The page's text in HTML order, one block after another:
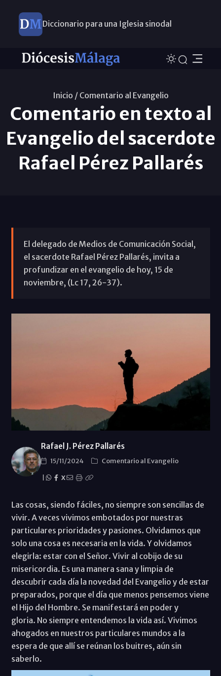
Diccionario para una Iglesia sinodal
Nuevos nombramientos
Inicio / Comentario al Evangelio
Comentario en texto al
Evangelio del sacerdote
Rafael Pérez Pallarés
El delegado de Medios de Comunicación Social,
el sacerdote Rafael Pérez Pallarés, invita a
profundizar en el evangelio de hoy, 15 de
noviembre, (Lc 17, 26-37).
Rafael J. Pérez Pallarés
15/11/2024
Comentario al Evangelio
X
Las cosas, siendo fáciles, no siempre son sencillas de
vivir. A veces vivimos embotados por nuestras
particulares prioridades y pasiones. Olvidamos que
solo una cosa es necesaria en la vida. Y olvidamos
elegirla: estar con el Señor. Vivir al cobijo de su
misericordia. Es una manera sana y limpia de
descubrir cada día la novedad del Evangelio y de estar
preparados, porque el día que menos pensemos viene
el Hijo del Hombre. Se manifestará en poder y
gloria. No siempre entendemos la vida así. Vivimos
ahogados en nuestros particulares mundos a la
espera de que allí se reúnan los buitres, aún sin
saberlo.